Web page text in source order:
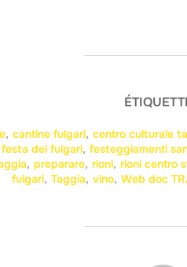
, cantine fulgari, centro culturale
festa dei fulgari, festeggiamenti
, preparare, rioni, rioni centro
fulgari, Taggia, vino, Web doc